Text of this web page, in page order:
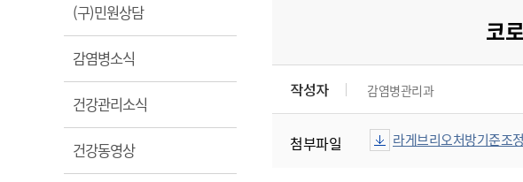
(구)민원상담열
림
감염병소식
림
건강관리소식
림
건강동영상열
림
코
작성자 감염병관리과
첨부파일 라게브리오처방기준조